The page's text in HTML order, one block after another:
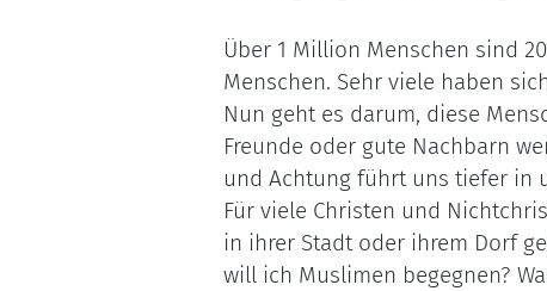
Über 1 Million Menschen sind
Menschen. Sehr viele haben
Nun geht es darum, diese
Freunde oder gute Nachbarn
und Achtung führt uns tiefer in
Für viele Christen und
in ihrer Stadt oder ihrem Dorf
will ich Muslimen begegnen?